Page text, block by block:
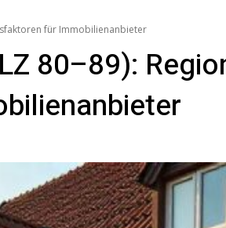
für Immobilienanbieter
80–89):